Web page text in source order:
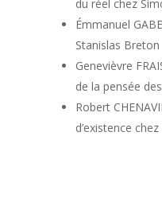
du réel chez
Émmanuel
Stanislas Breton
Genevièvre
de la pensée
Robert
d’existence